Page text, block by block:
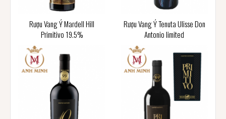
Rượu Vang Ý Mardell Hill
Primitivo 19.5%
Rượu Vang Ý Tenuta Ulisse Don
Antonio limited